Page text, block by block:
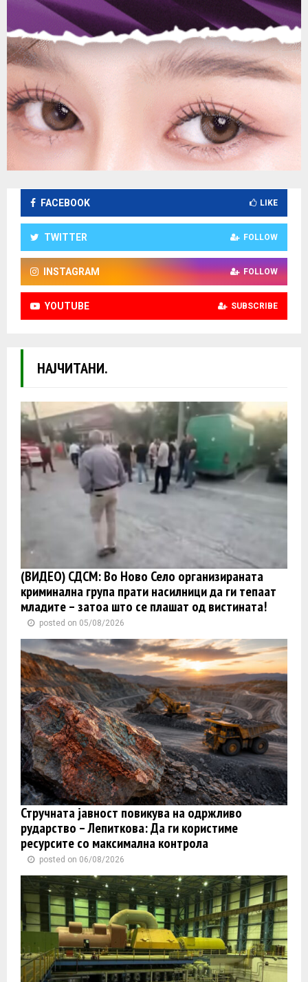
FACEBOOK LIKE
TWITTER FOLLOW
INSTAGRAM FOLLOW
YOUTUBE SUBSCRIBE
НАЈЧИТАНИ.
(ВИДЕО) СДСМ: Во Ново Село организираната
криминална група прати насилници да ги тепаат
младите – затоа што се плашат од вистината!
posted on 05/08/2026
Стручната јавност повикува на одржливо
рударство – Лепиткова: Да ги користиме
ресурсите со максимална контрола
posted on 06/08/2026